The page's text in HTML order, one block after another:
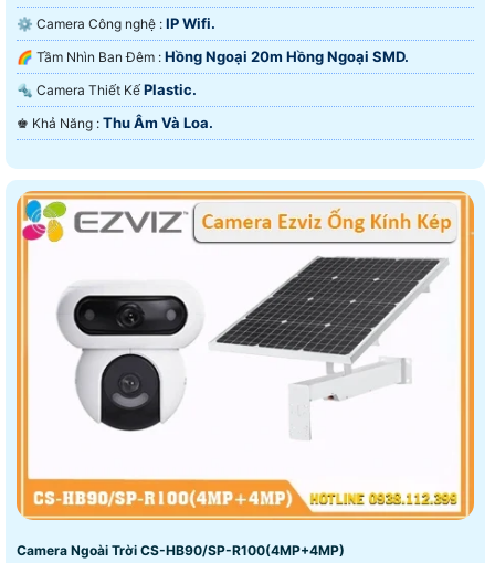
⚙ Camera Công nghệ : IP Wifi.
🌈 Tầm Nhìn Ban Đêm : Hồng Ngoại 20m Hồng Ngoại SMD.
🔩 Camera Thiết Kế Plastic.
️♚ Khả Năng : Thu Âm Và Loa.
Camera Ngoài Trời CS-HB90/SP-R100(4MP+4MP)